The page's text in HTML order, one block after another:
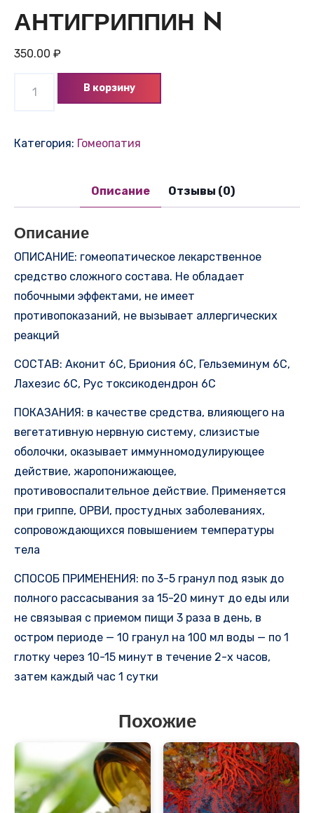
АНТИГРИППИН N
350.00 ₽
N
В корзину
Категория: Гомеопатия
Описание Отзывы (0)
Описание
ОПИСАНИЕ: гомеопатическое лекарственное
средство сложного состава. Не обладает
побочными эффектами, не имеет
противопоказаний, не вызывает аллергических
реакций
СОСТАВ: Аконит 6С, Бриония 6С, Гельземинум 6С,
Лахезис 6С, Рус токсикодендрон 6С
ПОКАЗАНИЯ: в качестве средства, влияющего на
вегетативную нервную систему, слизистые
оболочки, оказывает иммунномодулирующее
действие, жаропонижающее,
противовоспалительное действие. Применяется
при гриппе, ОРВИ, простудных заболеваниях,
сопровождающихся повышением температуры
тела
СПОСОБ ПРИМЕНЕНИЯ: по 3-5 гранул под язык до
полного рассасывания за 15-20 минут до еды или
не связывая с приемом пищи 3 раза в день, в
остром периоде — 10 гранул на 100 мл воды — по 1
глотку через 10-15 минут в течение 2-х часов,
затем каждый час 1 сутки
Похожие